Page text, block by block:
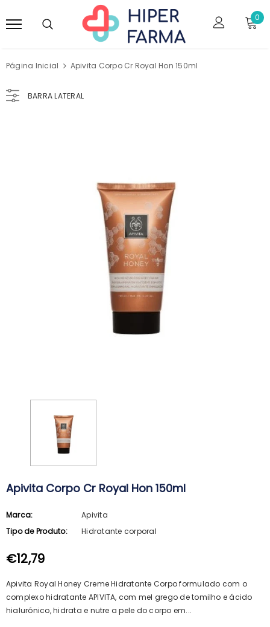
0
Página Inicial Apivita Corpo Cr Royal Hon 150ml
BARRA LATERAL
ARKOPHARMA
Arkopharma Stop Piolhos Loção
Apivita Corpo Cr Royal Hon 150ml
Marca:
Apivita
Tipo de Produto:
Hidratante corporal
€12,79
Apivita Royal Honey Creme Hidratante Corpo formulado com o
complexo hidratante APIVITA, com mel grego de tomilho e ácido
hialurónico, hidrata e nutre a pele do corpo em...